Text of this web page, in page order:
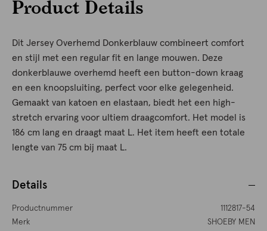
Product Details
Dit Jersey Overhemd Donkerblauw combineert comfort
en stijl met een regular fit en lange mouwen. Deze
donkerblauwe overhemd heeft een button-down kraag
en een knoopsluiting, perfect voor elke gelegenheid.
Gemaakt van katoen en elastaan, biedt het een high-
stretch ervaring voor ultiem draagcomfort. Het model is
186 cm lang en draagt maat L. Het item heeft een totale
lengte van 75 cm bij maat L.
Details
Productnummer
1112817-54
Merk
SHOEBY MEN